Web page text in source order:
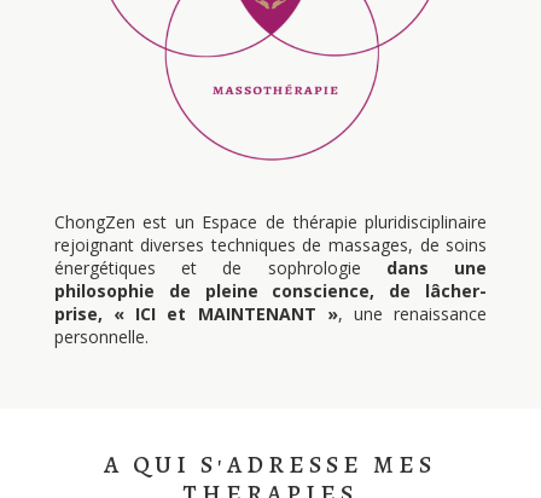
ChongZen est un Espace de thérapie pluridisciplinaire
rejoignant diverses techniques de massages, de soins
énergétiques et de sophrologie dans une
philosophie de pleine conscience, de lâcher-
prise, « ICI et MAINTENANT », une renaissance
personnelle.
A QUI S'ADRESSE MES